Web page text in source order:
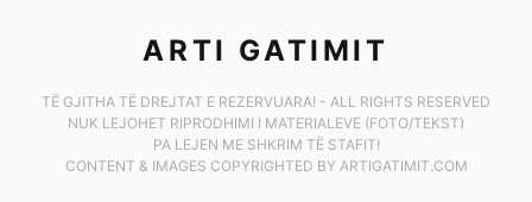
ARTI GATIMIT
TË GJITHA TË DREJTAT E REZERVUARA! - ALL RIGHTS RESERVED
NUK LEJOHET RIPRODHIMI I MATERIALEVE (FOTO/TEKST)
PA LEJEN ME SHKRIM TË STAFIT!
CONTENT & IMAGES COPYRIGHTED BY ARTIGATIMIT.COM